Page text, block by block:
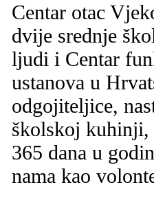
Centar otac
dvije srednje
ljudi i Centar
ustanova u
odgojiteljice,
školskoj
365 dana u
nama kao